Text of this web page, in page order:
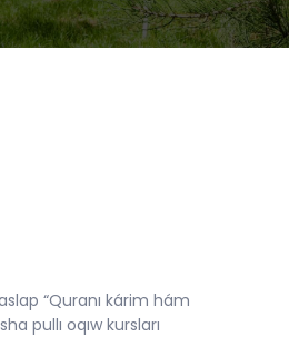
“Quranı kárim hám
pullı oqıw kursları